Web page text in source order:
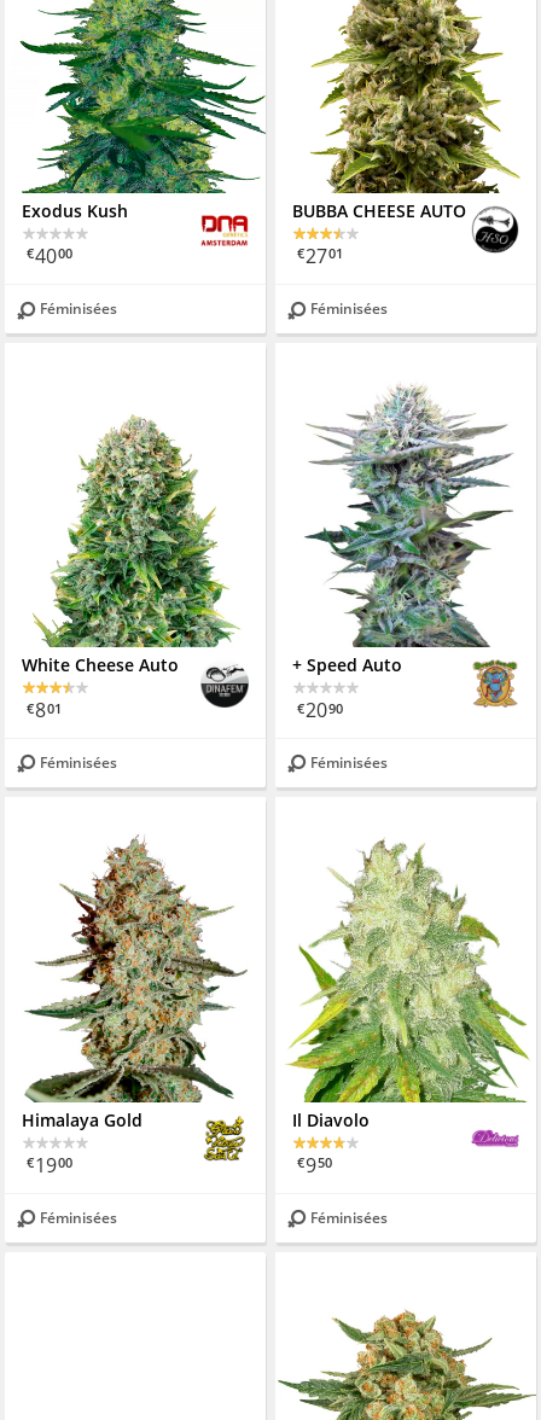
Exodus Kush
€4000
Féminisées
BUBBA CHEESE AUTO
€2701
Féminisées
White Cheese Auto
€801
Féminisées
+ Speed Auto
€2090
Féminisées
Himalaya Gold
€1900
Féminisées
Il Diavolo
€950
Féminisées